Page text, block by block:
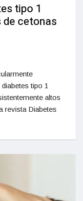
tipo 1
de cetonas
tipo 1
altos
revista Diabetes